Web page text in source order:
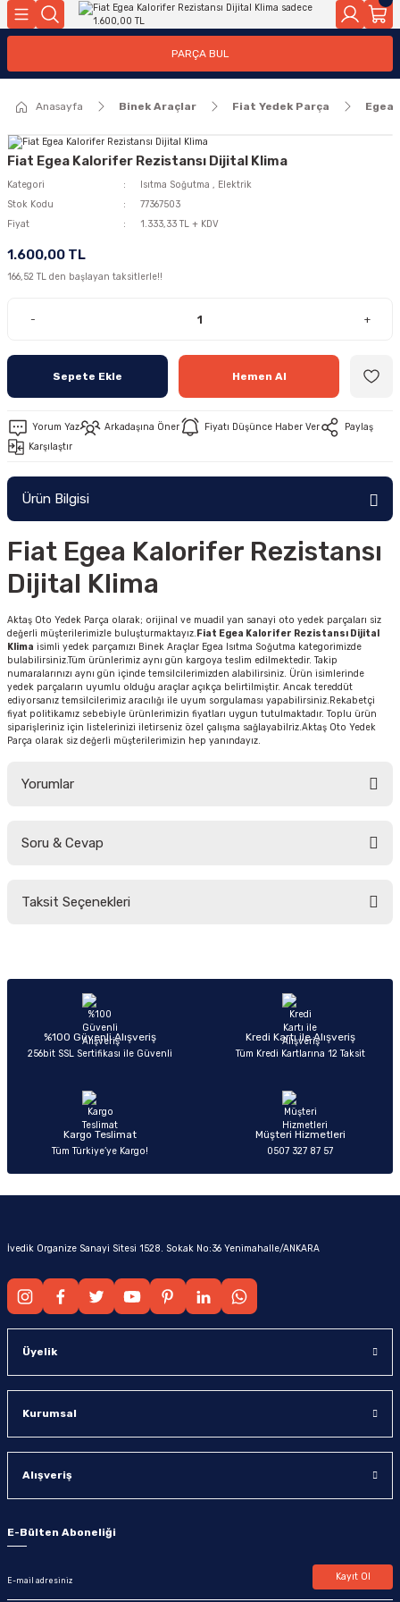
Geri Dön
Geri Dön
PARÇA BUL
Anasayfa Binek Araçlar Fiat Yedek Parça Egea
Fiat Egea Kalorifer Rezistansı Dijital Klima
Kategori Isıtma Soğutma , Elektrik
Stok Kodu
77367503
Fiyat
1.333,33 TL + KDV
1.600,00 TL
166,52 TL den başlayan taksitlerle!!
- +
Sepete Ekle Hemen Al
Yorum Yaz Arkadaşına Öner Fiyatı Düşünce Haber Ver
Paylaş
Karşılaştır
Ürün Bilgisi
Fiat Egea Kalorifer Rezistansı
Dijital Klima
Aktaş Oto Yedek Parça olarak; orijinal ve muadil yan sanayi oto yedek parçaları siz
değerli müşterilerimizle buluşturmaktayız.Fiat Egea Kalorifer Rezistansı Dijital
Klima isimli yedek parçamızı Binek Araçlar Egea Isıtma Soğutma kategorimizde
bulabilirsiniz.Tüm ürünlerimiz aynı gün kargoya teslim edilmektedir. Takip
numaralarınızı aynı gün içinde temsilcilerimizden alabilirsiniz. Ürün isimlerinde
yedek parçaların uyumlu olduğu araçlar açıkça belirtilmiştir. Ancak tereddüt
ediyorsanız temsilcilerimiz aracılığı ile uyum sorgulaması yapabilirsiniz.Rekabetçi
fiyat politikamız sebebiyle ürünlerimizin fiyatları uygun tutulmaktadır. Toplu ürün
siparişleriniz için listelerinizi iletirseniz özel çalışma sağlayabilriz.Aktaş Oto Yedek
Parça olarak siz değerli müşterilerimizin hep yanındayız.
Yorumlar
Soru & Cevap
Taksit Seçenekleri
%100 Güvenli Alışveriş
256bit SSL Sertifikası ile Güvenli
Kredi Kartı ile Alışveriş
Tüm Kredi Kartlarına 12 Taksit
Kargo Teslimat
Tüm Türkiye’ye Kargo!
Müşteri Hizmetleri
0507 327 87 57
İvedik Organize Sanayi Sitesi 1528. Sokak No:36 Yenimahalle/ANKARA
Üyelik
Kurumsal
Alışveriş
E-Bülten Aboneliği
Kayıt Ol